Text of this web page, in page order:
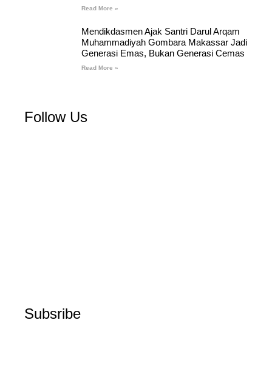
Read More »
Mendikdasmen Ajak Santri Darul Arqam
Muhammadiyah Gombara Makassar Jadi
Generasi Emas, Bukan Generasi Cemas
Read More »
Follow Us
Subsribe